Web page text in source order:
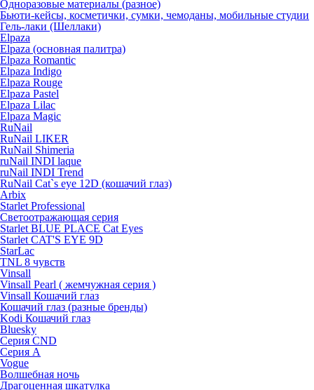
Одноразовые материалы (разное)
Бьюти-кейсы, косметички, сумки, чемоданы, мобильные студии
Гель-лаки (Шеллаки)
Elpaza
Elpaza (основная палитра)
Elpaza Romantic
Elpaza Indigo
Elpaza Rouge
Elpaza Pastel
Elpaza Lilac
Elpaza Magic
RuNail
RuNail LIKER
RuNail Shimeria
ruNail INDI laque
ruNail INDI Trend
RuNail Cat`s eye 12D (кошачий глаз)
Arbix
Starlet Professional
Светоотражающая серия
Starlet BLUE PLACE Cat Eyes
Starlet CAT'S EYE 9D
StarLac
TNL 8 чувств
Vinsall
Vinsall Pearl ( жемчужная серия )
Vinsall Кошачий глаз
Кошачий глаз (разные бренды)
Kodi Кошачий глаз
Bluesky
Серия CND
Серия А
Vogue
Волшебная ночь
Драгоценная шкатулка